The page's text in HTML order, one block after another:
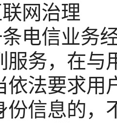
网治理
电信业务
服务，在与
依法要求用
份信息的，